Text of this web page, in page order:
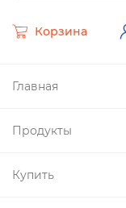
Главная
Продукты
Купить
Корзина